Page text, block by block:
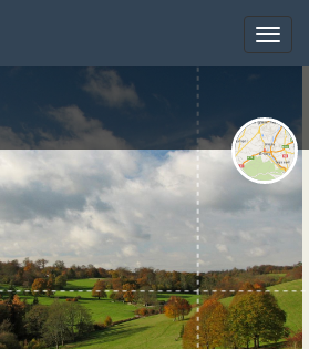
Toggle
Toggle